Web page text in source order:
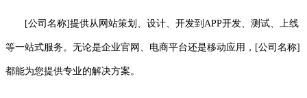
[公司名称]提供从网站策划、设计、开发到APP开发、测试、上线
等一站式服务。无论是企业官网、电商平台还是移动应用，[公司名称]
都能为您提供专业的解决方案。